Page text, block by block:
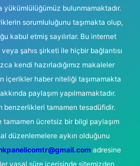
yükümlülüğümüz bulunmamaktadır.
sorumluluğunu taşımakta olup,
kabul etmiş sayılırlar. Bu internet
şahıs şirketi ile hiçbir bağlantısı
kendi hazırladığımız makaleler
içerikler haber niteliği taşımamakta
paylaşım yapılmamaktadır.
benzerlikleri tamamen tesadüfidir.
ücretsiz bir bilgi paylaşım
düzenlemelere aykırı olduğunu
adresine
yasal süre içerisinde sitemizden